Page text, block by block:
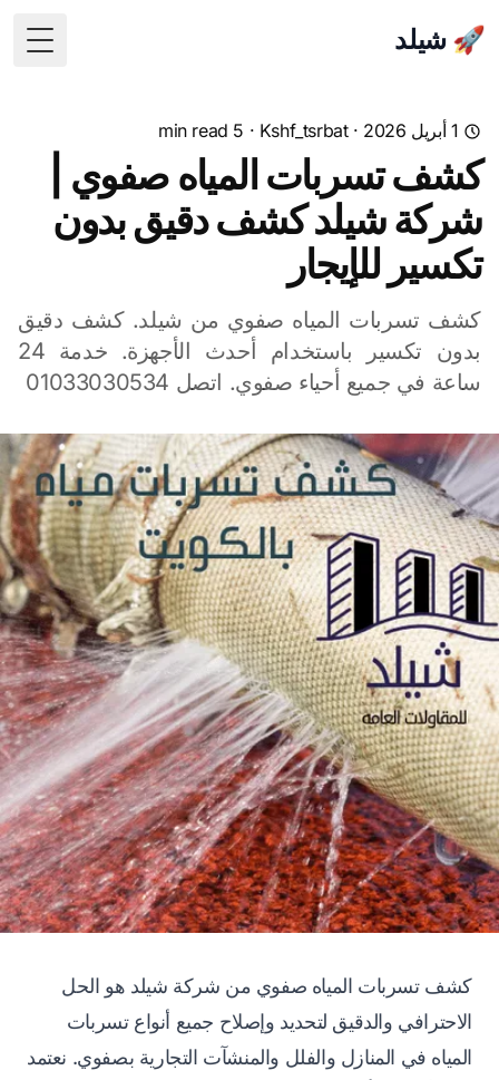
🚀 شيلد
1 أبريل 2026 ·
Kshf_tsrbat
· 5 min read
كشف تسربات المياه صفوي |
شركة شيلد كشف دقيق بدون
تكسير للإيجار
كشف تسربات المياه صفوي من شيلد. كشف دقيق
بدون تكسير باستخدام أحدث الأجهزة. خدمة 24
ساعة في جميع أحياء صفوي. اتصل 01033030534
كشف تسربات المياه صفوي من شركة شيلد هو الحل
الاحترافي والدقيق لتحديد وإصلاح جميع أنواع تسربات
المياه في المنازل والفلل والمنشآت التجارية بصفوي. نعتمد